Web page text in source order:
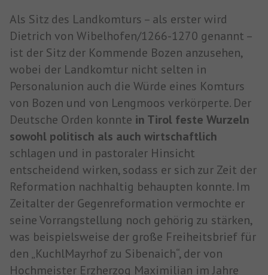
Als Sitz des Landkomturs – als erster wird
Dietrich von Wibelhofen/1266-1270 genannt –
ist der Sitz der Kommende Bozen anzusehen,
wobei der Landkomtur nicht selten in
Personalunion auch die Würde eines Komturs
von Bozen und von Lengmoos verkörperte. Der
Deutsche Orden konnte in Tirol feste Wurzeln
sowohl politisch als auch wirtschaftlich
schlagen und in pastoraler Hinsicht
entscheidend wirken, sodass er sich zur Zeit der
Reformation nachhaltig behaupten konnte. Im
Zeitalter der Gegenreformation vermochte er
seine Vorrangstellung noch gehörig zu stärken,
was beispielsweise der große Freiheitsbrief für
den „KuchlMayrhof zu Sibenaich“, der von
Hochmeister Erzherzog Maximilian im Jahre